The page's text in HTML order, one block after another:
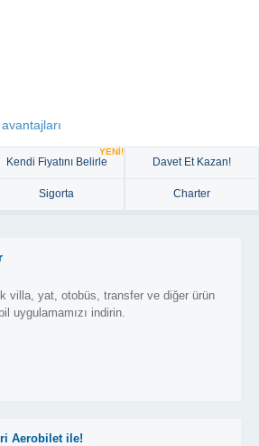
avantajları
Kendi Fiyatını Belirle
YENİ!
Davet Et Kazan!
Sigorta Charter
villa, yat, otobüs, transfer ve diğer ürün
uygulamamızı indirin.
Aerobilet ile!